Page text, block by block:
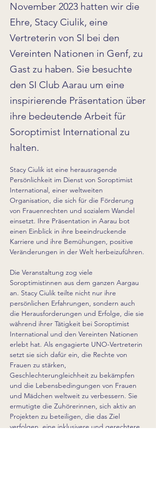
November 2023 hatten wir die
Ehre, Stacy Ciulik, eine
Vertreterin von SI bei den
Vereinten Nationen in Genf, zu
Gast zu haben. Sie besuchte
den SI Club Aarau um eine
inspirierende Präsentation über
ihre bedeutende Arbeit für
Soroptimist International zu
halten.
Stacy Ciulik ist eine herausragende
Persönlichkeit im Dienst von Soroptimist
International, einer weltweiten
Organisation, die sich für die Förderung
von Frauenrechten und sozialem Wandel
einsetzt. Ihre Präsentation in Aarau bot
einen Einblick in ihre beeindruckende
Karriere und ihre Bemühungen, positive
Veränderungen in der Welt herbeizuführen.
Die Veranstaltung zog viele
Soroptimistinnen aus dem ganzen Aargau
an. Stacy Ciulik teilte nicht nur ihre
persönlichen Erfahrungen, sondern auch
die Herausforderungen und Erfolge, die sie
während ihrer Tätigkeit bei Soroptimist
International und den Vereinten Nationen
erlebt hat. Als engagierte UNO-Vertreterin
setzt sie sich dafür ein, die Rechte von
Frauen zu stärken,
Geschlechterungleichheit zu bekämpfen
und die Lebensbedingungen von Frauen
und Mädchen weltweit zu verbessern. Sie
ermutigte die Zuhörerinnen, sich aktiv an
Projekten zu beteiligen, die das Ziel
verfolgen, eine inklusivere und gerechtere